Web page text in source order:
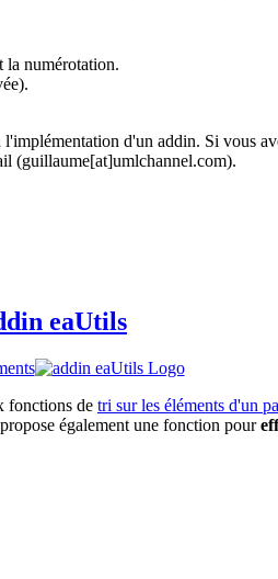
la numérotation.
d'un addin. Si vous
(guillaume[at]umlchannel.com).
eaUtils
fonctions de tri sur les éléments d'un
également une fonction pour